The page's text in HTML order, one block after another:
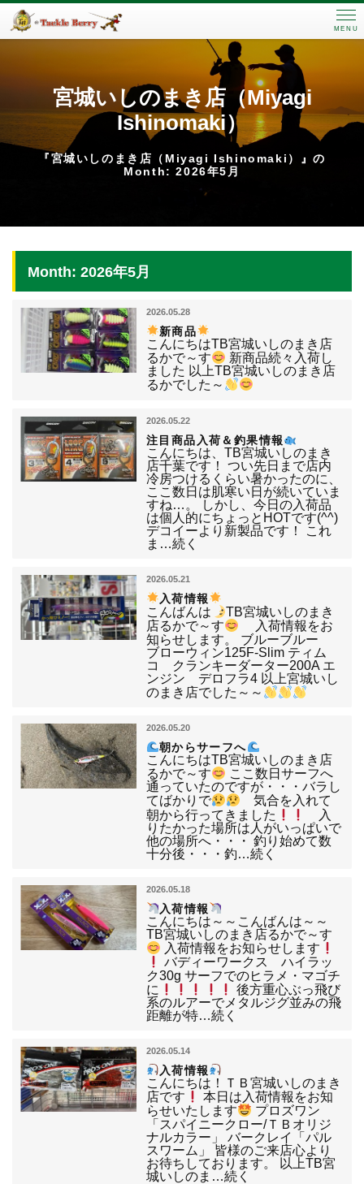
MENU
宮城いしのまき店（Miyagi
Ishinomaki）
『宮城いしのまき店（Miyagi Ishinomaki）』の
Month: 2026年5月
Month: 2026年5月
2026.05.28
新商品
こんにちはTB宮城いしのまき店
るかで～す
新商品続々入荷し
ました 以上TB宮城いしのまき店
るかでした～
2026.05.22
注目商品入荷＆釣果情報
こんにちは、TB宮城いしのまき
店千葉です！ つい先日まで店内
冷房つけるくらい暑かったのに、
ここ数日は肌寒い日が続いていま
すね…。 しかし、今日の入荷品
は個人的にちょっとHOTです(^^)
デコイーより新製品です！ これ
ま…続く
2026.05.21
入荷情報
こんばんは
TB宮城いしのまき
店るかで～す
入荷情報をお
知らせします。 ブルーブルー
ブローウィン125F‐Slim ティム
コ クランキーダーター200A エ
ンジン デロフラ4 以上宮城いし
のまき店でした～～
2026.05.20
朝からサーフへ
こんにちはTB宮城いしのまき店
るかで～す
ここ数日サーフへ
通っていたのですが・・・バラし
てばかりで
気合を入れて
朝から行ってきました
入
りたかった場所は人がいっぱいで
他の場所へ・・・ 釣り始めて数
十分後・・・釣…続く
2026.05.18
入荷情報
こんにちは～～こんばんは～～
TB宮城いしのまき店るかで～す
入荷情報をお知らせします
バディーワークス ハイラッ
ク30g サーフでのヒラメ・マゴチ
に
後方重心ぶっ飛び
系のルアーでメタルジグ並みの飛
距離が特…続く
2026.05.14
入荷情報
こんにちは！ＴＢ宮城いしのまき
店です
本日は入荷情報をお知
らせいたします
プロズワン
「スパイニークロー/ＴＢオリジ
ナルカラー」 バークレイ「パル
スワーム」 皆様のご来店心より
お待ちしております。 以上TB宮
城いしのま…続く